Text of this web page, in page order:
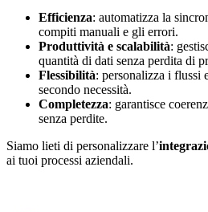
Efficienza: automatizza la
compiti manuali e gli errori.
Produttività e scalabilità:
quantità di dati senza perdita di
Flessibilità: personalizza i flussi
secondo necessità.
Completezza: garantisce
senza perdite.
Siamo lieti di personalizzare l’
ai tuoi processi aziendali.